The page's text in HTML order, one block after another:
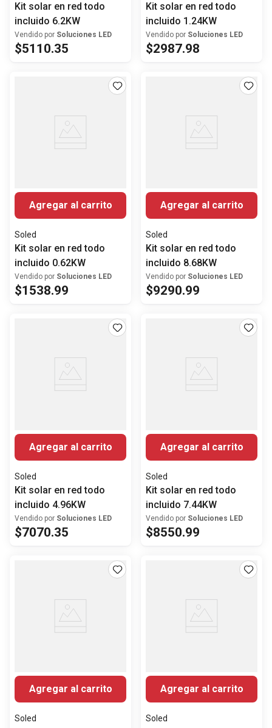
Kit solar en red todo
incluido 6.2KW
Vendido por Soluciones LED
$5110.35
Kit solar en red todo
incluido 1.24KW
Vendido por Soluciones LED
$2987.98
Agregar al carrito
Soled
Kit solar en red todo
incluido 0.62KW
Vendido por Soluciones LED
$1538.99
Agregar al carrito
Soled
Kit solar en red todo
incluido 8.68KW
Vendido por Soluciones LED
$9290.99
Agregar al carrito
Soled
Kit solar en red todo
incluido 4.96KW
Vendido por Soluciones LED
$7070.35
Agregar al carrito
Soled
Kit solar en red todo
incluido 7.44KW
Vendido por Soluciones LED
$8550.99
Agregar al carrito
Soled
Agregar al carrito
Soled